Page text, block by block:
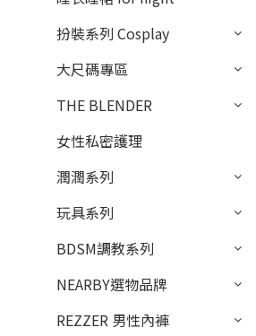
扮裝系列 Cosplay
大尺碼專區
THE BLENDER
女性私密護理
潤潤系列
玩具系列
BDSM調教系列
NEARBY選物品牌
REZZER 男性內褲